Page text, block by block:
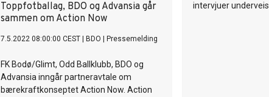
Toppfotballag, BDO og Advansia går
sammen om Action Now
7.5.2022 08:00:00 CEST BDO Pressemelding
FK Bodø/Glimt, Odd Ballklubb, BDO og
Advansia inngår partneravtale om
bærekraftkonseptet Action Now. Action
intervjuer underveis.